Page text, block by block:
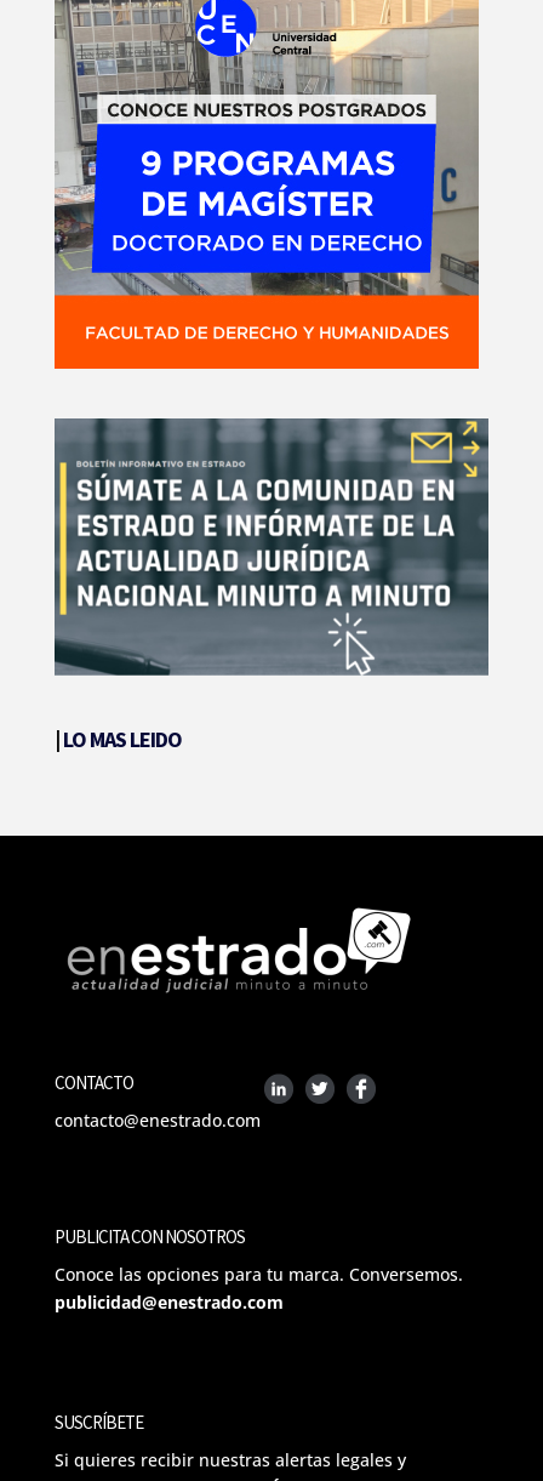
|LO MAS LEIDO
CONTACTO
contacto@enestrado.com
PUBLICITA CON NOSOTROS
Conoce las opciones para tu marca. Conversemos.
publicidad@enestrado.com
SUSCRÍBETE
Si quieres recibir nuestras alertas legales y